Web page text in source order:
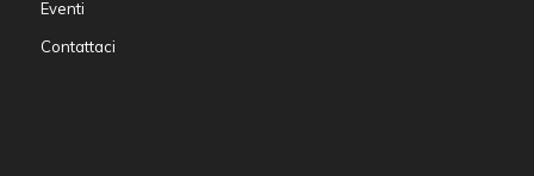
Eventi
Contattaci